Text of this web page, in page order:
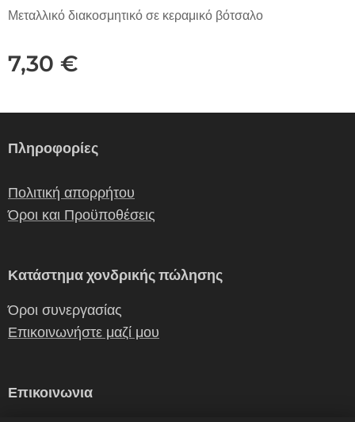
Μεταλλικό διακοσμητικό σε κεραμικό βότσαλο
7,30 €
Πληροφορίες
Πολιτική απορρήτου
Όροι και Προϋποθέσεις
Κατάστημα χονδρικής πώλησης
Όροι συνεργασίας
Επικοινωνήστε μαζί μου
Επικοινωνια